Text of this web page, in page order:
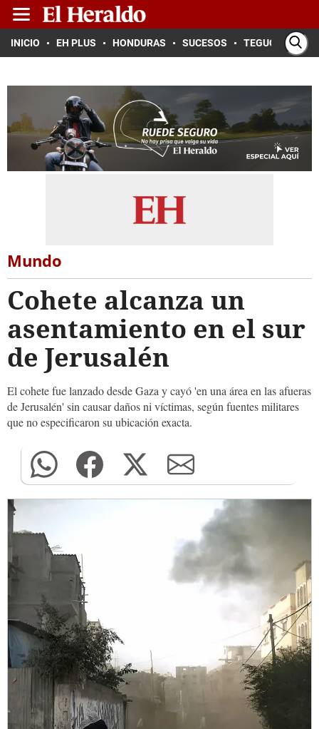
INICIO EH PLUS HONDURAS SUCESOS TEGUCIGALPA
Mundo
Cohete alcanza un
asentamiento en el sur
de Jerusalén
El cohete fue lanzado desde Gaza y cayó 'en una área en las afueras
de Jerusalén' sin causar daños ni víctimas, según fuentes militares
que no especificaron su ubicación exacta.